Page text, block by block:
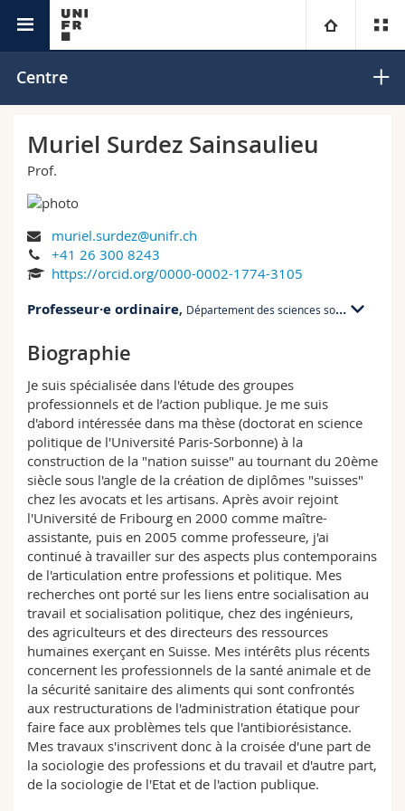
Université
Campus
Université
Formation continue
Théologie
Sciences économiques et sociales et management
Lettres et sciences humaines
Sciences de l'éducation et de la formation
Sciences et médecine
Interfacultaire
Vous êtes
Etudiants
Chercheurs
Collaborateurs
Doctorants
Annuaire du personnel
Bibliothèques
Webmail
Programme des cours
MyUnifr
Interfacultaire Centre Mobilière sur la résilience
Centre
Muriel Surdez Sainsaulieu
Prof.
muriel.surdez@unifr.ch
+41 26 300 8243
https://orcid.org/0000-0002-1774-3105
Professeur·e ordinaire, Département des sciences sociales
PER 21 bu. G304
Bd de Pérolles 90
1700 Fribourg
PER 21, G304
+41 26 300 8243
Biographie
Je suis spécialisée dans l'étude des groupes
professionnels et de l’action publique. Je me suis
d'abord intéressée dans ma thèse (doctorat en science
politique de l'Université Paris-Sorbonne) à la
construction de la "nation suisse" au tournant du 20ème
siècle sous l'angle de la création de diplômes "suisses"
chez les avocats et les artisans. Après avoir rejoint
l'Université de Fribourg en 2000 comme maître-
assistante, puis en 2005 comme professeure, j'ai
continué à travailler sur des aspects plus contemporains
de l'articulation entre professions et politique. Mes
recherches ont porté sur les liens entre socialisation au
travail et socialisation politique, chez des ingénieurs,
des agriculteurs et des directeurs des ressources
humaines exerçant en Suisse. Mes intérêts plus récents
concernent les professionnels de la santé animale et de
la sécurité sanitaire des aliments qui sont confrontés
aux restructurations de l'administration étatique pour
faire face aux problèmes tels que l'antibiorésistance.
Mes travaux s'inscrivent donc à la croisée d'une part de
la sociologie des professions et du travail et d'autre part,
de la sociologie de l'Etat et de l'action publique.